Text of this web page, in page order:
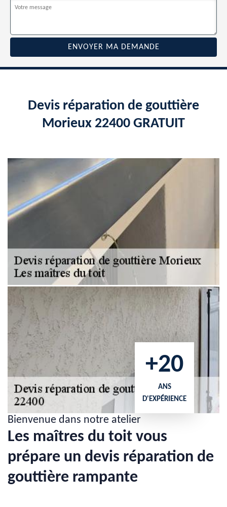
Devis réparation de gouttière
Morieux 22400 GRATUIT
+20
ANS
D'EXPÉRIENCE
Bienvenue dans notre atelier
Les maîtres du toit vous
prépare un devis réparation de
gouttière rampante